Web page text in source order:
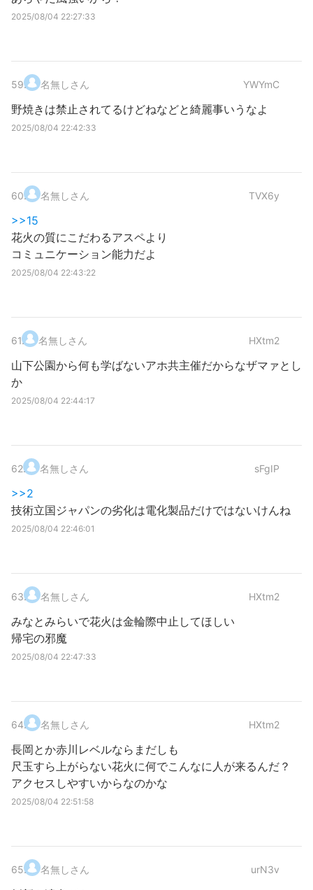
2025/08/04 22:27:33
59. 名無しさん YWYmC
野焼きは禁止されてるけどねなどと綺麗事いうなよ
2025/08/04 22:42:33
60. 名無しさん TVX6y
>>15
花火の質にこだわるアスペより
コミュニケーション能力だよ
2025/08/04 22:43:22
61. 名無しさん HXtm2
山下公園から何も学ばないアホ共主催だからなザマァとし
か
2025/08/04 22:44:17
62. 名無しさん sFgIP
>>2
技術立国ジャパンの劣化は電化製品だけではないけんね
2025/08/04 22:46:01
63. 名無しさん HXtm2
みなとみらいで花火は金輪際中止してほしい
帰宅の邪魔
2025/08/04 22:47:33
64. 名無しさん HXtm2
長岡とか赤川レベルならまだしも
尺玉すら上がらない花火に何でこんなに人が来るんだ？
アクセスしやすいからなのかな
2025/08/04 22:51:58
65. 名無しさん urN3v